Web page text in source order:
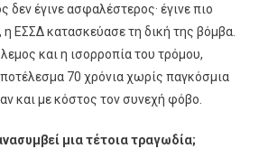
δεν έγινε ασφαλέστερος· έγινε πιο
ΕΣΣΔ κατασκεύασε τη δική της βόμβα.
και η ισορροπία του τρόμου,
70 χρόνια χωρίς παγκόσμια
και με κόστος τον συνεχή φόβο.
μια τέτοια τραγωδία;